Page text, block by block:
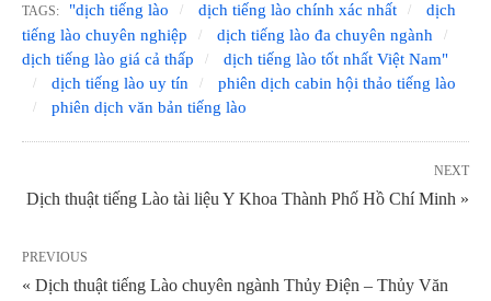
TAGS: "dịch tiếng lào dịch tiếng lào chính xác nhất
dịch
tiếng lào chuyên nghiệp
dịch tiếng lào đa chuyên ngành
dịch tiếng lào giá cả thấp
dịch tiếng lào tốt nhất Việt Nam"
dịch tiếng lào uy tín
phiên dịch cabin hội thảo tiếng lào
phiên dịch văn bản tiếng lào
NEXT
Dịch thuật tiếng Lào tài liệu Y Khoa Thành Phố Hồ Chí Minh »
PREVIOUS
« Dịch thuật tiếng Lào chuyên ngành Thủy Điện – Thủy Văn